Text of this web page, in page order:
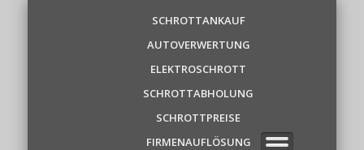
Schrottankauf
Zentrale
✆ 0 1 5 2 1 7 8 6 3 9 1 1
SCHROTTANKAUF
AUTOVERWERTUNG
ELEKTROSCHROTT
SCHROTTABHOLUNG
SCHROTTPREISE
FIRMENAUFLÖSUNG